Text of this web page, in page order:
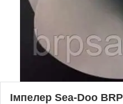
Імпелер Sea-Doo